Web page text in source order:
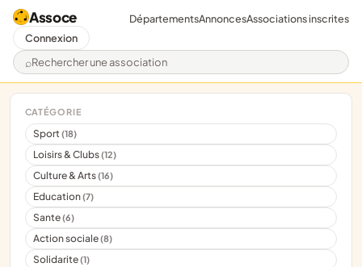
Assoce
Rechercher une association
DépartementsAnnoncesAssociations inscrites
Connexion
CATÉGORIE
Sport(18)
Loisirs & Clubs(12)
Culture & Arts(16)
Education(7)
Sante(6)
Action sociale(8)
Solidarite(1)